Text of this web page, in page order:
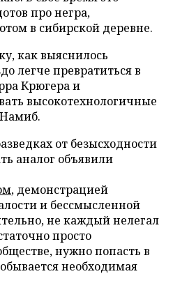
про негра,
в сибирской деревне.
как выяснилось
легче превратиться в
Крюгера и
высокотехнологичные
от безысходности
аналог объявили
, демонстрацией
и бессмысленной
не каждый нелегал
просто
нужно попасть в
необходимая